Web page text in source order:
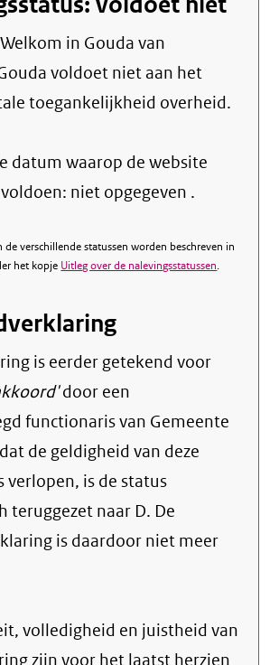
in Gouda van
voldoet niet aan het
toegankelijkheid overheid.
datum waarop de website
niet opgegeven .
de verschillende statussen worden beschreven in
het kopje Uitleg over de nalevingsstatussen.
is eerder getekend voor
door een
functionaris van Gemeente
de geldigheid van deze
verlopen, is de status
teruggezet naar D. De
is daardoor niet meer
volledigheid en juistheid van
zijn voor het laatst herzien